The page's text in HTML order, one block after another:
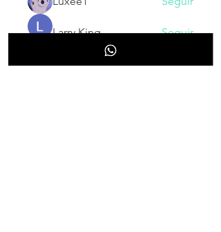
Larry King
Seguir
Ver todos los miembros (130)